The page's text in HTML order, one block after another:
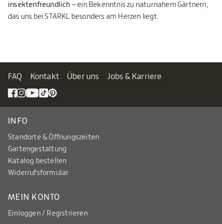
insektenfreundlich – ein Bekenntnis zu naturnahem Gärtnern,
das uns bei STARKL besonders am Herzen liegt.
FAQ Kontakt Über uns Jobs & Karriere
INFO
Standorte & Öffnungszeiten
Gartengestaltung
Katalog bestellen
Widerrufsformular
MEIN KONTO
Einloggen / Registrieren